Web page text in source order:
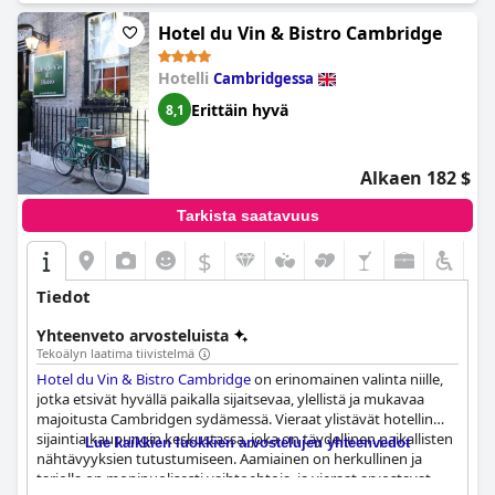
epämukavana. Kaiken kaikkiaan Willows Training Centre tarjoaa
siistiä, mukavaa ja kätevää majoitusta, joka on erinomainen
lyhyeen oleskeluun.
Hotel du Vin & Bistro Cambridge
Hotelli Cambridgessa
8,1 Erittäin hyvä
Alkaen 182 $
Tarkista saatavuus
$
Tiedot
Yhteenveto arvosteluista
Tekoälyn laatima tiivistelmä
Hotel du Vin & Bistro Cambridgeon erinomainen valinta niille,
jotka etsivät hyvällä paikalla sijaitsevaa, ylellistä ja mukavaa
majoitusta Cambridgen sydämessä. Vieraat ylistävät hotellin
sijaintia kaupungin keskustassa, joka on täydellinen paikallisten
nähtävyyksien tutustumiseen. Aamiainen on herkullinen ja
tarjolla on monipuolisesti vaihtoehtoja, ja vieraat arvostavat
Lue kaikkien luokkien arvostelujen yhteenvedot